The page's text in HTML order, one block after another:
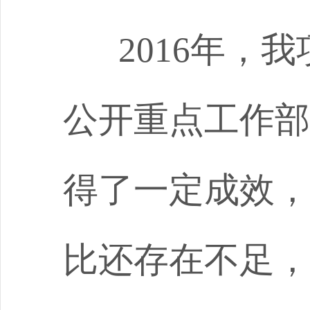
2016年，我
公开重点工作
得了一定成效
比还存在不足